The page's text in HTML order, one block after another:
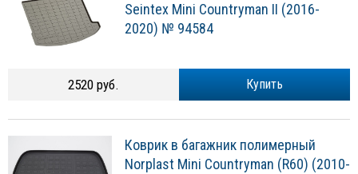
Seintex Mini Countryman II (2016-
2020) № 94584
Купить
2520 руб.
Коврик в багажник полимерный
Norplast Mini Countryman (R60) (2010-